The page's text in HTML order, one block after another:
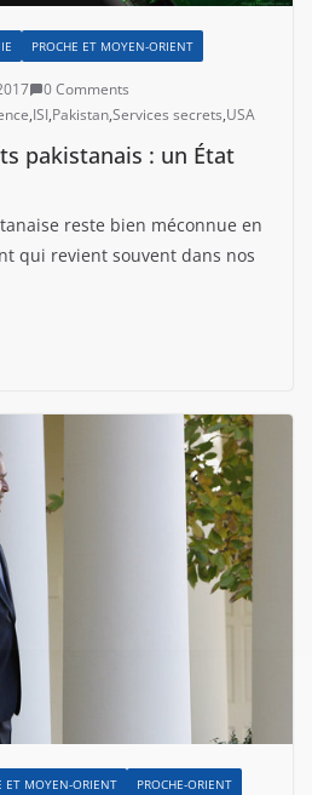
PROCHE ET MOYEN-ORIENT
0 Comments
,ISI,Pakistan,Services secrets,USA
pakistanais : un État
reste bien méconnue en
qui revient souvent dans nos
ET MOYEN-ORIENT
PROCHE-ORIENT